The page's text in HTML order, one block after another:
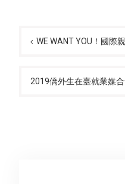
navigation
WE WANT YOU！國際
2019僑外生在臺就業媒